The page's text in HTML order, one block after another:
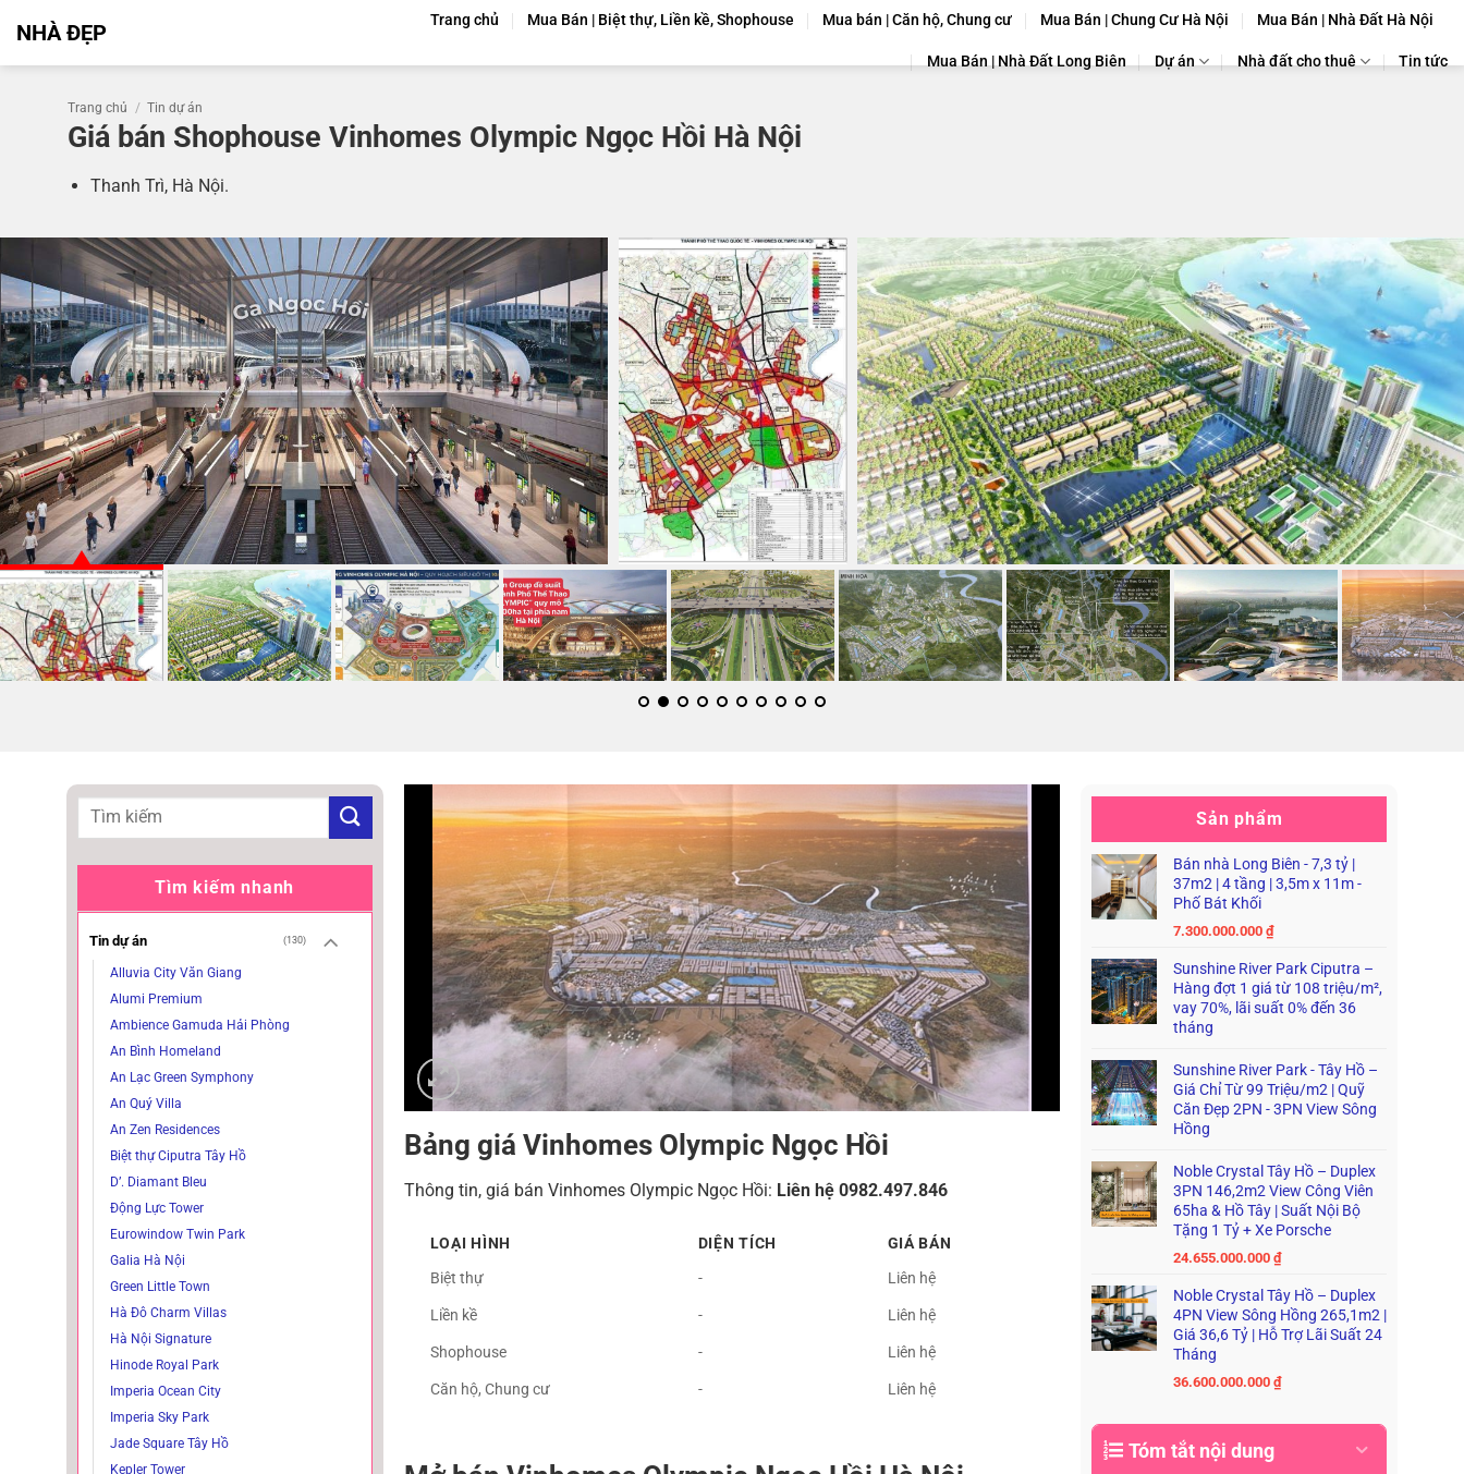
qua
nội
NHÀ ĐẸP Trang chủ Mua Bán | Biệt thự, Liền kề, Shophouse Mua bán | Căn hộ, Chung cư Mua Bán | Chung Cư Hà Nội Mua Bán | Nhà Đất Hà Nội
Mua Bán | Nhà Đất Long Biên Dự án Nhà đất cho thuê Tin tức
Trang chủ / Tin dự án
Giá bán Shophouse Vinhomes Olympic Ngọc Hồi Hà Nội
Thanh Trì, Hà Nội.
Tìm kiếm nhanh
Tin dự án (130)
Alluvia City Văn Giang
Alumi Premium
Ambience Gamuda Hải Phòng
An Bình Homeland
An Lạc Green Symphony
An Quý Villa
An Zen Residences
Biệt thự Ciputra Tây Hồ
D’. Diamant Bleu
Động Lực Tower
Eurowindow Twin Park
Galia Hà Nội
Green Little Town
Hà Đô Charm Villas
Hà Nội Signature
Hinode Royal Park
Imperia Ocean City
Imperia Sky Park
Jade Square Tây Hồ
Kepler Tower
Bảng giá Vinhomes Olympic Ngọc Hồi
Thông tin, giá bán Vinhomes Olympic Ngọc Hồi: Liên hệ 0982.497.846
LOẠI HÌNH DIỆN TÍCH
GIÁ BÁN
Biệt thự
-
Liên hệ
Liền kề
-
Liên hệ
Shophouse
-
Liên hệ
Căn hộ, Chung cư
- Liên hệ
Sản phẩm
Bán nhà Long Biên - 7,3 tỷ |
37m2 | 4 tầng | 3,5m x 11m -
Phố Bát Khối
7.300.000.000₫
Sunshine River Park Ciputra –
Hàng đợt 1 giá từ 108 triệu/m²,
vay 70%, lãi suất 0% đến 36
tháng
Sunshine River Park - Tây Hồ –
Giá Chỉ Từ 99 Triệu/m2 | Quỹ
Căn Đẹp 2PN - 3PN View Sông
Hồng
Noble Crystal Tây Hồ – Duplex
3PN 146,2m2 View Công Viên
65ha & Hồ Tây | Suất Nội Bộ
Tặng 1 Tỷ + Xe Porsche
24.655.000.000₫
Noble Crystal Tây Hồ – Duplex
4PN View Sông Hồng 265,1m2 |
Giá 36,6 Tỷ | Hỗ Trợ Lãi Suất 24
Tháng
36.600.000.000₫
Tóm tắt nội dung